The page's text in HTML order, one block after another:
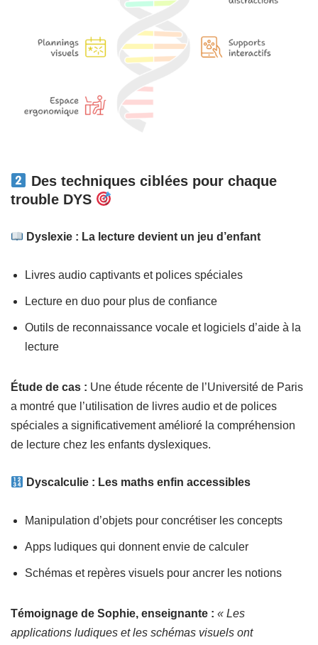
Des techniques ciblées pour chaque
trouble DYS
Dyslexie : La lecture devient un jeu d’enfant
Livres audio captivants et polices spéciales
Lecture en duo pour plus de confiance
Outils de reconnaissance vocale et logiciels d’aide à la
lecture
Étude de cas : Une étude récente de l’Université de Paris
a montré que l’utilisation de livres audio et de polices
spéciales a significativement amélioré la compréhension
de lecture chez les enfants dyslexiques.
Dyscalculie : Les maths enfin accessibles
Manipulation d’objets pour concrétiser les concepts
Apps ludiques qui donnent envie de calculer
Schémas et repères visuels pour ancrer les notions
Témoignage de Sophie, enseignante : « Les
applications ludiques et les schémas visuels ont